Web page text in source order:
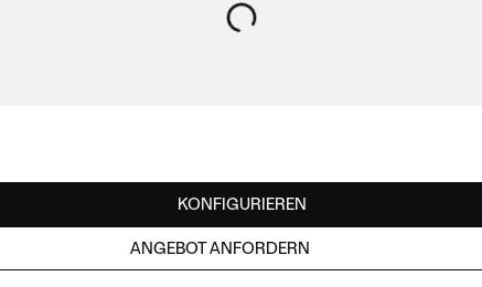
KONFIGURIEREN
ANGEBOT ANFORDERN